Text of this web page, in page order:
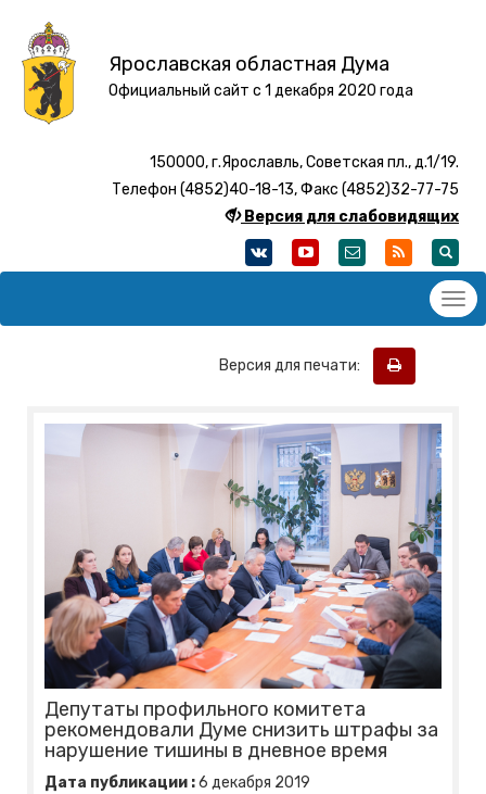
Ярославская областная Дума
Официальный сайт с 1 декабря 2020 года
150000, г.Ярославль, Советская пл., д.1/19.
Телефон (4852)40-18-13, Факс (4852)32-77-75
Версия для слабовидящих
Версия для печати:
Депутаты профильного комитета
рекомендовали Думе снизить штрафы за
нарушение тишины в дневное время
Дата публикации :6 декабря 2019